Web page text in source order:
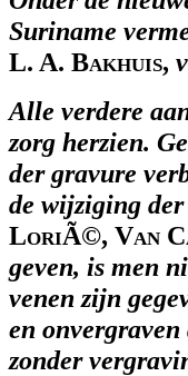
Suriname
L. A. Bakhuis,
Alle verdere
zorg herzien.
der gravure
de wijziging
LoriÃ©, Van
geven, is men
venen zijn
en onvergraven
zonder